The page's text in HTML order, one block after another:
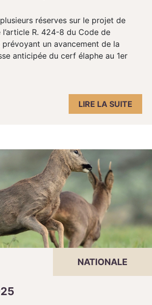
réserves sur le projet de
R. 424-8 du Code de
prévoyant un avancement de la
anticipée du cerf élaphe au 1er
LIRE LA SUITE
NATIONALE